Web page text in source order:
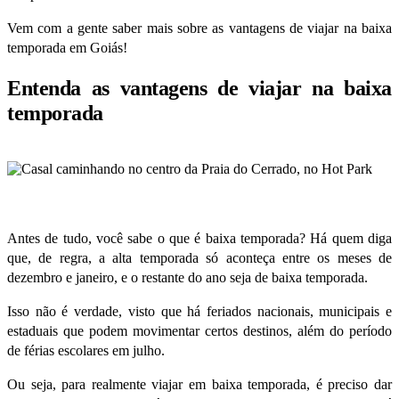
Vem com a gente saber mais sobre as vantagens de viajar na baixa
temporada em Goiás!
Entenda as vantagens de viajar na baixa
temporada
Antes de tudo, você sabe o que é baixa temporada? Há quem diga
que, de regra, a alta temporada só aconteça entre os meses de
dezembro e janeiro, e o restante do ano seja de baixa temporada.
Isso não é verdade, visto que há feriados nacionais, municipais e
estaduais que podem movimentar certos destinos, além do período
de férias escolares em julho.
Ou seja, para realmente viajar em baixa temporada, é preciso dar